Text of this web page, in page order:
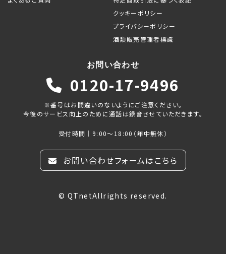
クッキーポリシー
プライバシーポリシー
酒類販売管理者標識
お問い合わせ
0120-17-9496
※番号はお間違いのないようにご注意ください。
今後のサービス向上のために通話は録音させていただきます。
受付時間｜9:00～18:00（年中無休）
お問い合わせフォームはこちら
© QTnetAllrights reserved.